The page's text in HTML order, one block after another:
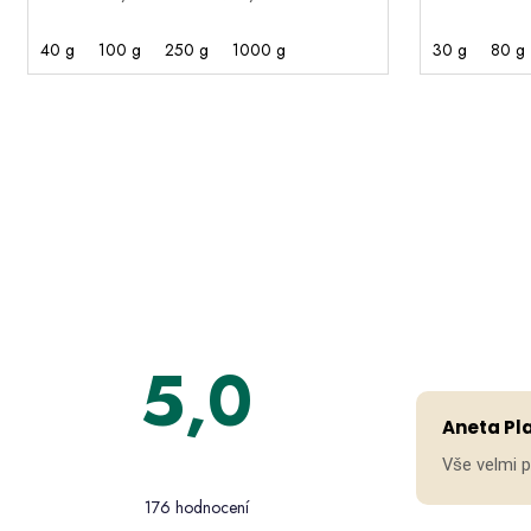
40 g 100 g 250 g 1000 g 30 g 80 g
5,0
obchodu
176 hodnocení
Aneta
Vše velmi